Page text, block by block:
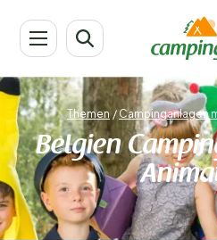
Themen / Campinganlagen
Belgien